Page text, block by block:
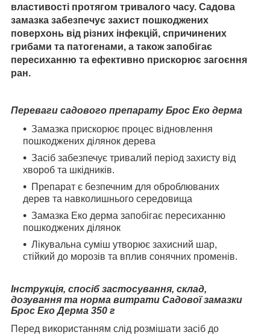
властивості протягом тривалого часу. Садова
замазка забезпечує захист пошкоджених
поверхонь від різних інфекцій, спричинених
грибами та патогенами, а також запобігає
пересиханню та ефективно прискорює загоєння
ран.
Переваги садового препарату Брос Еко дерма
Замазка прискорює процес відновлення
пошкоджених ділянок дерева
Засіб забезпечує тривалий період захисту від
хвороб та шкідників.
Препарат є безпечним для оброблюваних
дерев та навколишнього середовища
Замазка Еко дерма запобігає пересиханню
пошкоджених ділянок
Лікувальна суміш утворює захисний шар,
стійкий до морозів та вплив сонячних променів.
Інструкція, спосіб застосування, склад,
дозування та норма витрати Садової замазки
Брос Еко Дерма 350 г
Перед використанням слід розмішати засіб до